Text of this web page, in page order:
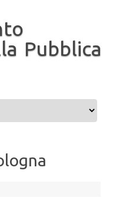
Pubblica